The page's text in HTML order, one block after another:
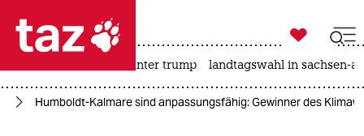
 taz zahl ich
taz zahl ich

taz zahl ich
usa unter trump landtagswahl in sachsen-
Humboldt-Kalmare sind anpassungsfähig: Gewinner des